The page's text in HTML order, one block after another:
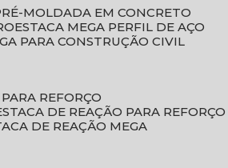
MOLDADA EM CONCRETO
ESTACA MEGA PERFIL DE AÇO
PARA CONSTRUÇÃO CIVIL
PARA REFORÇO
ESTACA DE REAÇÃO PARA REFORÇO
DE REAÇÃO MEGA